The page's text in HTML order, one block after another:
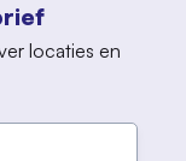
locaties en